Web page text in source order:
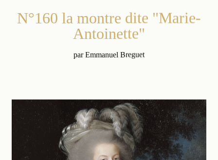
N°160 la montre dite "Marie-
Antoinette"
par Emmanuel Breguet